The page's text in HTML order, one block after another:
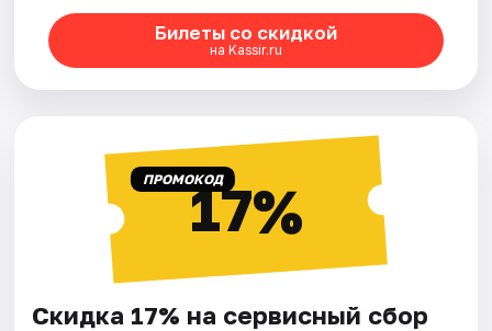
Билеты со скидкой
на Kassir.ru
ПРОМОКОД17%
Скидка 17% на сервисный сбор